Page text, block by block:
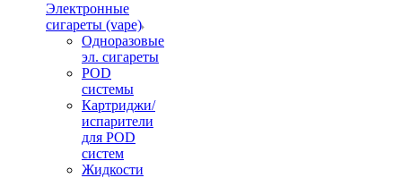
Электронные
сигареты (vape)
Одноразовые
эл. сигареты
POD
системы
Картриджи/
испарители
для POD
систем
Жидкости